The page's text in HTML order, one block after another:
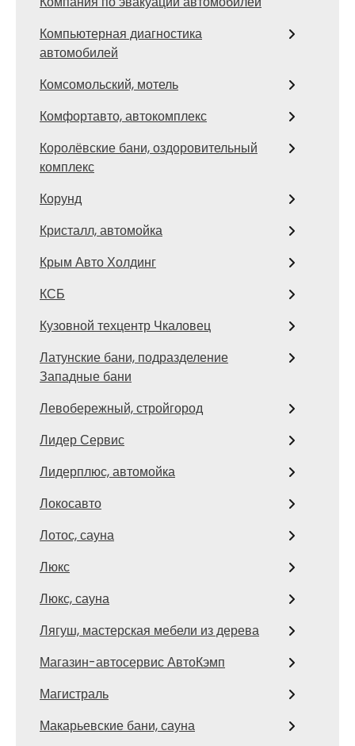
Компьютерная диагностика
автомобилей
Комсомольский, мотель
Комфортавто, автокомплекс
Королёвские бани, оздоровительный
комплекс
Корунд
Кристалл, автомойка
Крым Авто Холдинг
КСБ
Кузовной техцентр Чкаловец
Латунские бани, подразделение
Западные бани
Левобережный, стройгород
Лидер Сервис
Лидерплюс, автомойка
Локосавто
Лотос, сауна
Люкс
Люкс, сауна
Лягуш, мастерская мебели из дерева
Магазин-автосервис АвтоКэмп
Магистраль
Макарьевские бани, сауна